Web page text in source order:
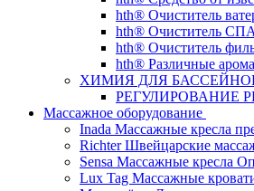
hth® Очиститель
hth® Очиститель СПА
hth® Очиститель
hth® Различные
ХИМИЯ ДЛЯ
РЕГУЛИРОВАНИЕ
Массажное оборудование
Inada Массажные кресла
Richter Швейцарские
Sensа Массажные кресла
Lux Tag Массажные